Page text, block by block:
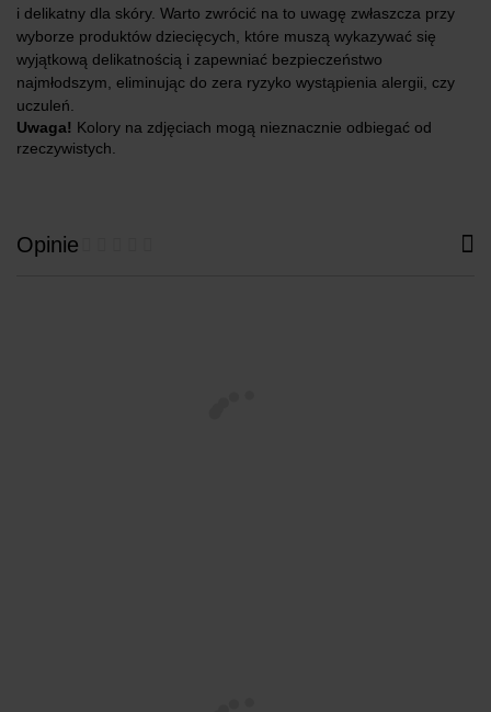
i delikatny dla skóry. Warto zwrócić na to uwagę zwłaszcza przy
wyborze produktów dziecięcych, które muszą wykazywać się
wyjątkową delikatnością i zapewniać bezpieczeństwo
najmłodszym, eliminując do zera ryzyko wystąpienia alergii, czy
uczuleń.
Uwaga! Kolory na zdjęciach mogą nieznacznie odbiegać od
rzeczywistych.
Opinie